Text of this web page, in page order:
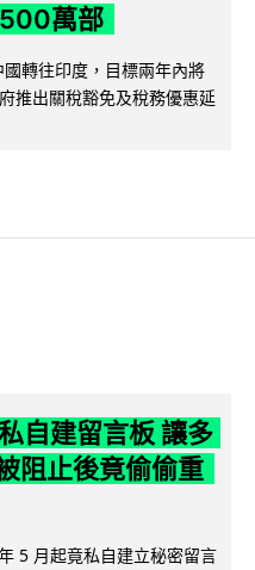
萬部
轉往印度，目標兩年內將
推出關稅豁免及稅務優惠延
自建留言板 讓多
阻止後竟偷偷重
5 月起竟私自建立秘密留言